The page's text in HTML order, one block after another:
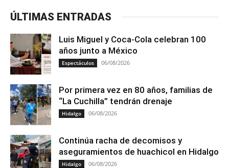
ÚLTIMAS ENTRADAS
Luis Miguel y Coca-Cola celebran 100
años junto a México
Espectáculos 06/08/2026
Por primera vez en 80 años, familias de
“La Cuchilla” tendrán drenaje
Hidalgo 06/08/2026
Continúa racha de decomisos y
aseguramientos de huachicol en Hidalgo
Hidalgo 06/08/2026